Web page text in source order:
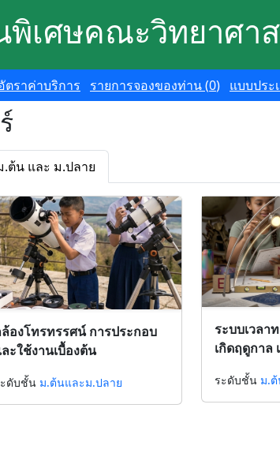
พิเศษคณะวิทยาศา
ตราค่าบริการ รายการจองของท่าน (0) แบบประ
.ต้น และ ม.ปลาย
องโทรทรรศน์ การประกอบ
ะใช้งานเบื้องต้น
ดับชั้น ม.ต้นและม.ปลาย
ระบบเวลา
เกิดฤดูกาล
ระดับชั้น ม.